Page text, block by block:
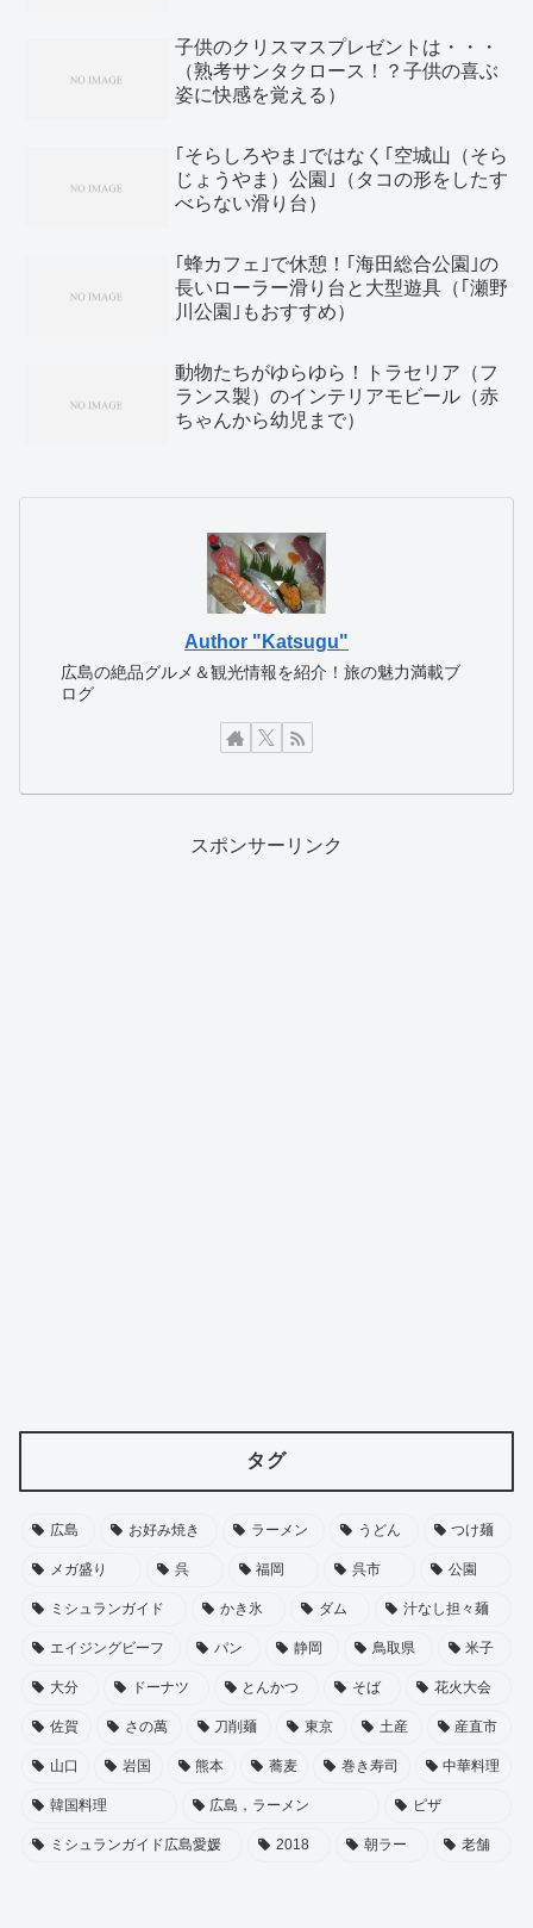
子供のクリスマスプレゼントは・・・
（熟考サンタクロース！？子供の喜ぶ
姿に快感を覚える）
｢そらしろやま｣ではなく｢空城山（そら
じょうやま）公園｣（タコの形をしたす
べらない滑り台）
｢蜂カフェ｣で休憩！｢海田総合公園｣の
長いローラー滑り台と大型遊具（｢瀬野
川公園｣もおすすめ）
動物たちがゆらゆら！トラセリア（フ
ランス製）のインテリアモビール（赤
ちゃんから幼児まで）
Author "Katsugu"
広島の絶品グルメ＆観光情報を紹介！旅の魅力満載ブ
ログ
スポンサーリンク
タグ
広島 お好み焼き ラーメン うどん つけ麺
メガ盛り 呉 福岡 呉市 公園
ミシュランガイド かき氷 ダム 汁なし担々麺
エイジングビーフ パン 静岡 鳥取県 米子
大分 ドーナツ とんかつ そば 花火大会
佐賀 さの萬 刀削麺 東京 土産 産直市
山口 岩国 熊本 蕎麦 巻き寿司 中華料理
韓国料理 広島，ラーメン ピザ
ミシュランガイド広島愛媛 2018 朝ラー 老舗